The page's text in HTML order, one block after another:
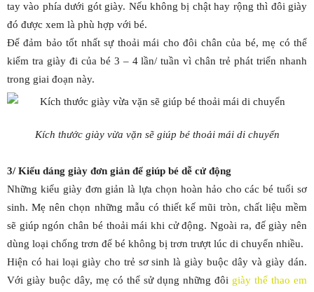
tay vào phía dưới gót giày. Nếu không bị chật hay rộng thì đôi giày
đó được xem là phù hợp với bé.
Để đảm bảo tốt nhất sự thoải mái cho đôi chân của bé, mẹ có thể
kiểm tra giày đi của bé 3 – 4 lần/ tuần vì chân trẻ phát triển nhanh
trong giai đoạn này.
Kích thước giày vừa vặn sẽ giúp bé thoải mái di chuyển
3/ Kiểu dáng giày đơn giản để giúp bé dễ cử động
Những kiểu giày đơn giản là lựa chọn hoàn hảo cho các bé tuổi sơ
sinh. Mẹ nên chọn những mẫu có thiết kế mũi tròn, chất liệu mềm
sẽ giúp ngón chân bé thoải mái khi cử động. Ngoài ra, đế giày nên
dùng loại chống trơn để bé không bị trơn trượt lúc di chuyển nhiều.
Hiện có hai loại giày cho trẻ sơ sinh là giày buộc dây và giày dán.
Với giày buộc dây, mẹ có thể sử dụng những đôi giày thể thao em